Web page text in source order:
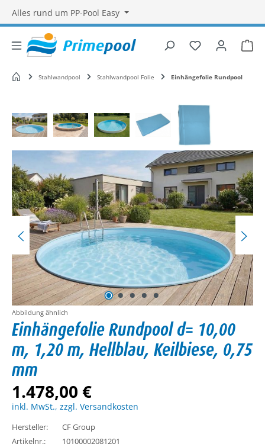
Alles rund um PP-Pool Easy
Du hast 0
StartseiteStahlwandpool Stahlwandpool Folie Einhängefolie Rundpool
Abbildung ähnlich
Einhängefolie Rundpool d= 10,00
m, 1,20 m, Hellblau, Keilbiese, 0,75
mm
1.478,00 €
inkl. MwSt., zzgl. Versandkosten
Hersteller:
CF Group
Artikelnr.:
10100002081201